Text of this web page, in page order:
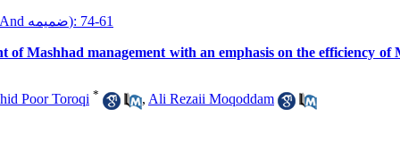
2015, 14(39 And ضميمه): 61-74
of Mashhad management with an emphasis on the efficiency of
Poor Toroqi * , Ali Rezaii Moqoddam